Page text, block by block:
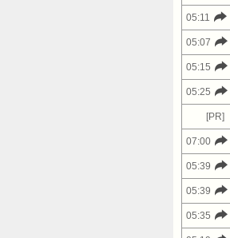
05:11
05:07
05:15
05:25
[PR]
07:00
05:39
05:39
05:35